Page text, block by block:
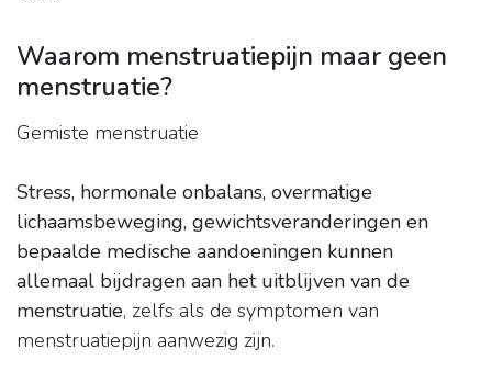
Waarom menstruatiepijn maar geen
menstruatie?
Gemiste menstruatie
Stress, hormonale onbalans, overmatige
lichaamsbeweging, gewichtsveranderingen en
bepaalde medische aandoeningen kunnen
allemaal bijdragen aan het uitblijven van de
menstruatie, zelfs als de symptomen van
menstruatiepijn aanwezig zijn.